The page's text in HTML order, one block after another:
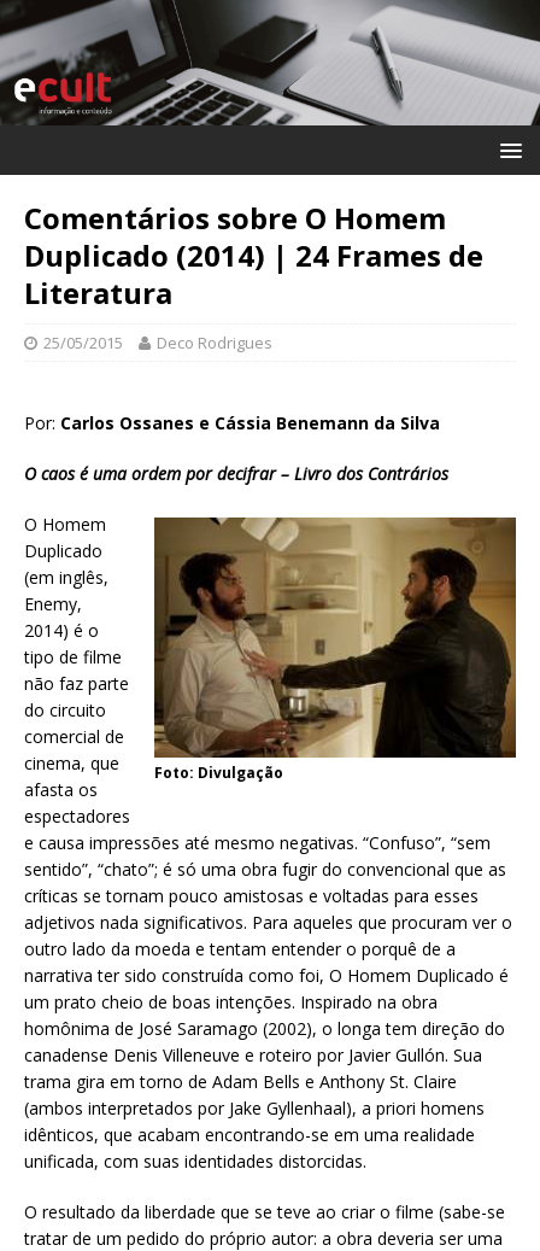
Comentários sobre O Homem
Duplicado (2014) | 24 Frames de
Literatura
25/05/2015 Deco Rodrigues
Por: Carlos Ossanes e Cássia Benemann da Silva
O caos é uma ordem por decifrar – Livro dos Contrários
Foto: Divulgação
O Homem
Duplicado
(em inglês,
Enemy,
2014) é o
tipo de filme
não faz parte
do circuito
comercial de
cinema, que
afasta os
espectadores
e causa impressões até mesmo negativas. “Confuso”, “sem
sentido”, “chato”; é só uma obra fugir do convencional que as
críticas se tornam pouco amistosas e voltadas para esses
adjetivos nada significativos. Para aqueles que procuram ver o
outro lado da moeda e tentam entender o porquê de a
narrativa ter sido construída como foi, O Homem Duplicado é
um prato cheio de boas intenções. Inspirado na obra
homônima de José Saramago (2002), o longa tem direção do
canadense Denis Villeneuve e roteiro por Javier Gullón. Sua
trama gira em torno de Adam Bells e Anthony St. Claire
(ambos interpretados por Jake Gyllenhaal), a priori homens
idênticos, que acabam encontrando-se em uma realidade
unificada, com suas identidades distorcidas.
O resultado da liberdade que se teve ao criar o filme (sabe-se
tratar de um pedido do próprio autor: a obra deveria ser uma